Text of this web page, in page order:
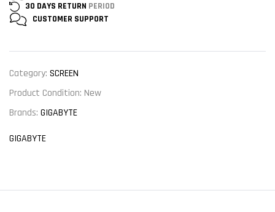
30 DAYS RETURN PERIOD
CUSTOMER SUPPORT
Category: SCREEN
Product Condition: New
Brands: GIGABYTE
GIGABYTE